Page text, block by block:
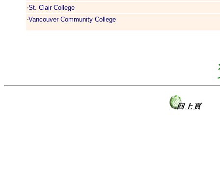
‧St. Clair College
‧Vancouver Community College